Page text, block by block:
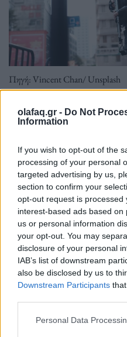
olafaq.gr - Do Not
Information
If you wish to opt-out of the
processing of your personal
targeted advertising by us,
section to confirm your
opt-out request is processed
interest-based ads based
us or personal information
your opt-out. You may
disclosure of your personal
IAB’s list of downstream
also be disclosed by us to
Downstream Participants
Personal Data
Πηγή: Vincent Chan/ Unsplash
Μετξύ των νεκρών και
σειρά επιθέσεων με
Διαβάστε
Δημοσιεύθηκε σεΔιεθνή|
Νηπιαγωγείο